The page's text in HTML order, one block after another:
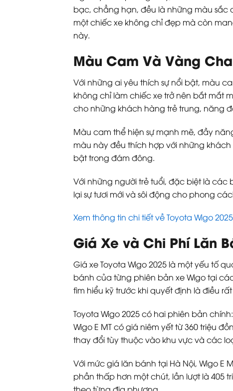
bạc, chẳng hạn, đều là những màu sắc
một chiếc xe không chỉ đẹp mà còn
này.
Màu Cam Và Vàng
Với những ai yêu thích sự nổi bật, màu
không chỉ làm chiếc xe trở nên bắt mắt
cho những khách hàng trẻ trung, năng
Màu cam thể hiện sự mạnh mẽ, đầy
màu này đều thích hợp với những
bật trong đám đông.
Với những người trẻ tuổi, đặc biệt là các
lại sự tươi mới và sôi động cho phong
Xem thông tin chi tiết về Toyota Wigo 2025
Giá Xe và Chi Phí Lăn
Giá xe Toyota Wigo 2025 là một yếu tố
bánh của từng phiên bản xe Wigo tại
tìm hiểu kỹ trước khi quyết định là điều
Toyota Wigo 2025 có hai phiên bản
Wigo E MT có giá niêm yết từ 360 triệu
thay đổi tùy thuộc vào khu vực và các
Với mức giá lăn bánh tại Hà Nội, Wigo E
phần thấp hơn một chút, lần lượt là 405
theo từng địa phương.